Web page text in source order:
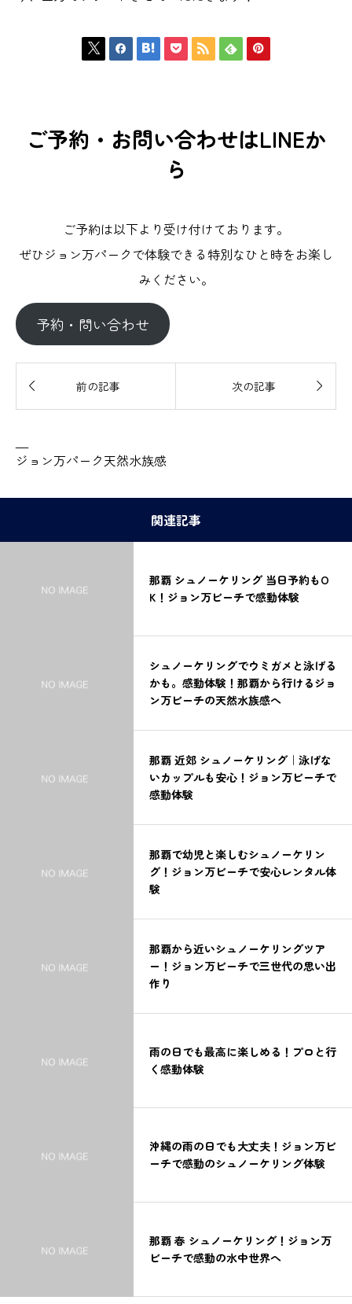
      
ご予約・お問い合わせはLINEか
ら
ご予約は以下より受け付けております。
ぜひジョン万パークで体験できる特別なひと時をお楽し
みください。
予約・問い合わせ
 前の記事 次の記事 
—
ジョン万パーク天然水族感
関連記事
那覇 シュノーケリング 当日予約もO
K！ジョン万ビーチで感動体験
シュノーケリングでウミガメと泳げる
かも。感動体験！那覇から行けるジョ
ン万ビーチの天然水族感へ
那覇 近郊 シュノーケリング｜泳げな
いカップルも安心！ジョン万ビーチで
感動体験
那覇で幼児と楽しむシュノーケリン
グ！ジョン万ビーチで安心レンタル体
験
那覇から近いシュノーケリングツア
ー！ジョン万ビーチで三世代の思い出
作り
雨の日でも最高に楽しめる！プロと行
く感動体験
沖縄の雨の日でも大丈夫！ジョン万ビ
ーチで感動のシュノーケリング体験
那覇 春 シュノーケリング！ジョン万
ビーチで感動の水中世界へ